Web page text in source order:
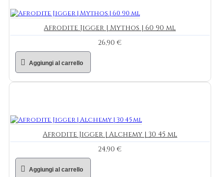
Afrodite Jigger | Mythos | 60 90 ml
26,90 €
Aggiungi al carrello
Afrodite Jigger | Alchemy | 30 45 ml
24,90 €
Aggiungi al carrello